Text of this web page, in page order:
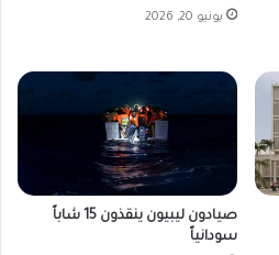
يونيو 20, 2026
صيادون ليبيون ينقذون 15 شاباً
سودانياً